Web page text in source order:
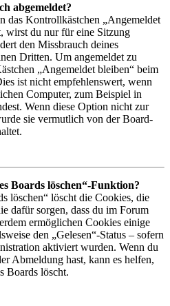
abgemeldet?
das Kontrollkästchen „Angemeldet
wirst du nur für eine Sitzung
den Missbrauch deines
Dritten. Um angemeldet zu
„Angemeldet bleiben“ beim
ist nicht empfehlenswert, wenn
Computer, zum Beispiel in
Wenn diese Option nicht zur
sie vermutlich von der Board-
Boards löschen“-Funktion?
löschen“ löscht die Cookies, die
dafür sorgen, dass du im Forum
ermöglichen Cookies einige
den „Gelesen“-Status – sofern
aktiviert wurden. Wenn du
Abmeldung hast, kann es helfen,
Boards löscht.